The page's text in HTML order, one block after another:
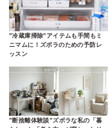
”冷蔵庫掃除”アイテムも手間もミ
ニマムに！ズボラのための予防レ
ッスン
”断捨離体験談”ズボラな私の「暮